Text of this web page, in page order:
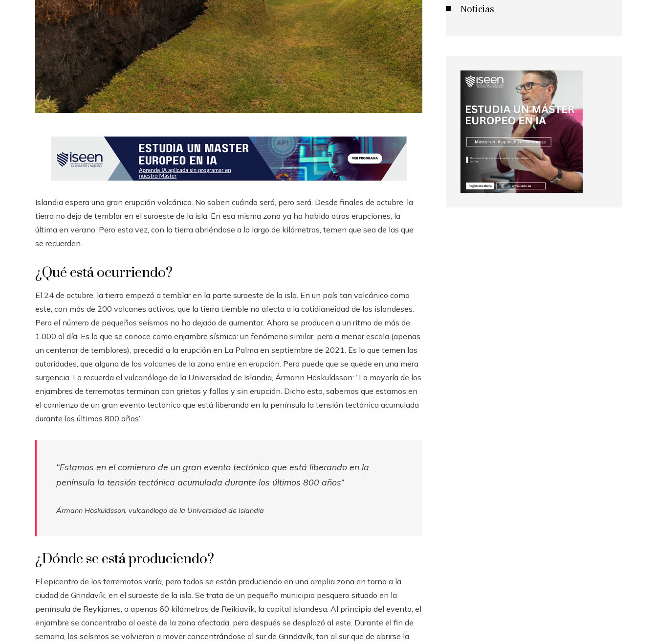
Islandia espera una gran erupción volcánica. No saben cuándo será, pero será. Desde finales de octubre, la
tierra no deja de temblar en el suroeste de la isla. En esa misma zona ya ha habido otras erupciones, la
última en verano. Pero esta vez, con la tierra abriéndose a lo largo de kilómetros, temen que sea de las que
se recuerden.
¿Qué está ocurriendo?
El 24 de octubre, la tierra empezó a temblar en la parte suroeste de la isla. En un país tan volcánico como
este, con más de 200 volcanes activos, que la tierra tiemble no afecta a la cotidianeidad de los islandeses.
Pero el número de pequeños seísmos no ha dejado de aumentar. Ahora se producen a un ritmo de más de
1.000 al día. Es lo que se conoce como enjambre sísmico: un fenómeno similar, pero a menor escala (apenas
un centenar de temblores), precedió a la erupción en La Palma en septiembre de 2021. Es lo que temen las
autoridades, que alguno de los volcanes de la zona entre en erupción. Pero puede que se quede en una mera
surgencia. Lo recuerda el vulcanólogo de la Universidad de Islandia, Ármann Höskuldsson: “La mayoría de los
enjambres de terremotos terminan con grietas y fallas y sin erupción. Dicho esto, sabemos que estamos en
el comienzo de un gran evento tectónico que está liberando en la península la tensión tectónica acumulada
durante los últimos 800 años”.
“Estamos en el comienzo de un gran evento tectónico que está liberando en la
península la tensión tectónica acumulada durante los últimos 800 años”
Ármann Höskuldsson, vulcanólogo de la Universidad de Islandia
¿Dónde se está produciendo?
El epicentro de los terremotos varía, pero todos se están produciendo en una amplia zona en torno a la
ciudad de Grindavík, en el suroeste de la isla. Se trata de un pequeño municipio pesquero situado en la
península de Reykjanes, a apenas 60 kilómetros de Reikiavik, la capital islandesa. Al principio del evento, el
enjambre se concentraba al oeste de la zona afectada, pero después se desplazó al este. Durante el fin de
semana, los seísmos se volvieron a mover concentrándose al sur de Grindavík, tan al sur que de abrirse la
Noticias